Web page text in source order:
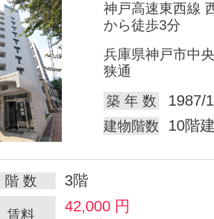
神戸高速東西線
から徒歩3分
兵庫県神戸市中
狭通
築 年 数
1987/
建物階数 10階
階 数 3階
賃料 42,000 円